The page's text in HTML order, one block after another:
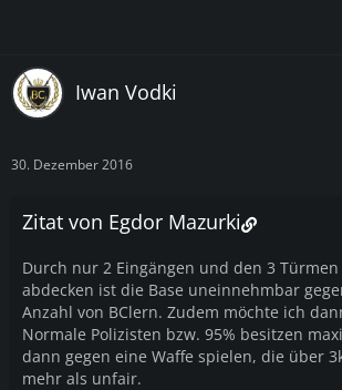
Iwan Vodki
30. Dezember 2016
Zitat von Egdor Mazurki
Durch nur 2 Eingängen und den 3
abdecken ist die Base uneinnehmbar
Anzahl von BClern. Zudem möchte ich
Normale Polizisten bzw. 95% besitzen
dann gegen eine Waffe spielen, die über
mehr als unfair.